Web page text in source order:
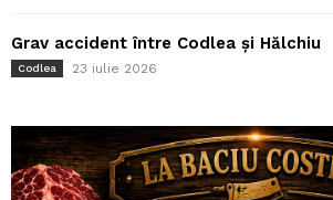
Grav accident între Codlea și Hălchiu
Codlea 23 iulie 2026